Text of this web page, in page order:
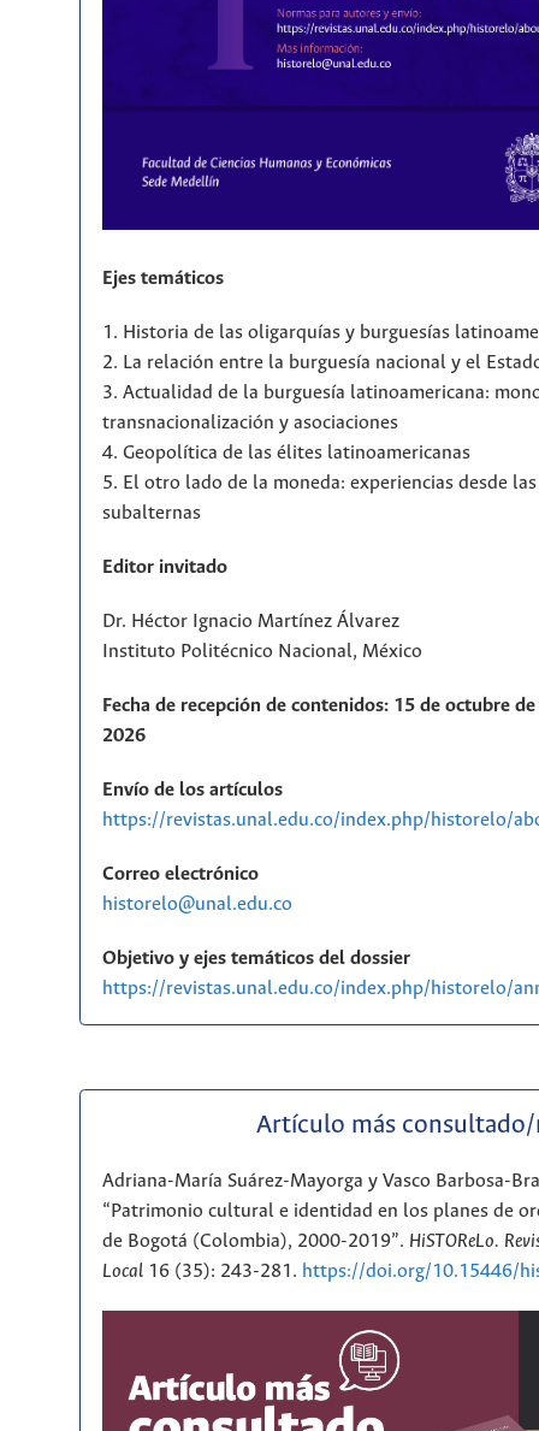
Ejes temáticos
1. Historia de las oligarquías y burguesías
2. La relación entre la burguesía nacional y el
3. Actualidad de la burguesía latinoamericana:
transnacionalización y asociaciones
4. Geopolítica de las élites latinoamericanas
5. El otro lado de la moneda: experiencias desde
subalternas
Editor invitado
Dr. Héctor Ignacio Martínez Álvarez
Instituto Politécnico Nacional, México
Fecha de recepción de contenidos: 15 de octubre
2026
Envío de los artículos
https://revistas.unal.edu.co/index.php/historelo/
Correo electrónico
historelo@unal.edu.co
Objetivo y ejes temáticos del dossier
https://revistas.unal.edu.co/index.php/historelo/
Artículo más consultado/
Adriana-María Suárez-Mayorga y Vasco Barbosa-
“Patrimonio cultural e identidad en los planes de
de Bogotá (Colombia), 2000-2019”. HiSTOReLo.
Local16 (35): 243-281. https://doi.org/10.15446/